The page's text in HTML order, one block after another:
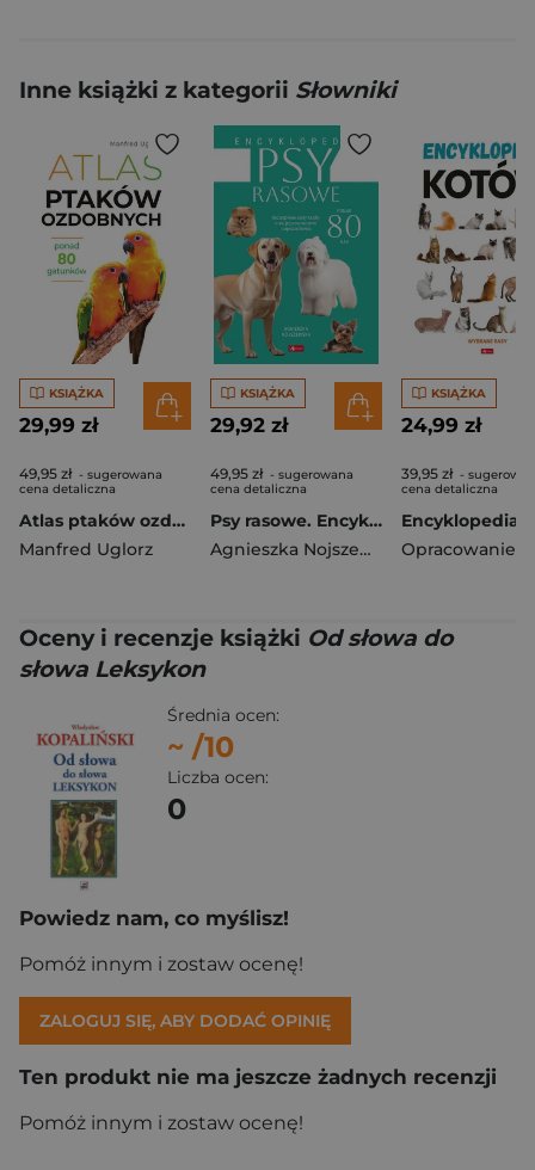
Inne książki z kategorii Słowniki
KSIĄŻKA
29,99 zł
49,95 zł - sugerowana
cena detaliczna
Atlas ptaków ozdobnych. Ponad 80 gatunków
Manfred Uglorz
KSIĄŻKA
29,92 zł
49,95 zł - sugerowana
cena detaliczna
Psy rasowe. Encyklopedia
Agnieszka Nojszewska
KSIĄŻKA
24,99 zł
39,95 zł -
cena detaliczna
Oceny i recenzje książki Od słowa do
słowa Leksykon
Średnia ocen:
~ /10
Liczba ocen:
0
Powiedz nam, co myślisz!
Pomóż innym i zostaw ocenę!
ZALOGUJ SIĘ, ABY DODAĆ OPINIĘ
Ten produkt nie ma jeszcze żadnych recenzji
Pomóż innym i zostaw ocenę!